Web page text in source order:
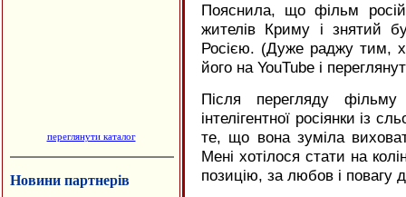
переглянути каталог
Новини партнерів
Пояснила, що фільм
жителів Криму і знятий
Росією. (Дуже раджу тим,
його на YouTube і
Після перегляду
інтелігентної росіянки із
те, що вона зуміла
Мені хотілося стати на
позицію, за любов і повагу